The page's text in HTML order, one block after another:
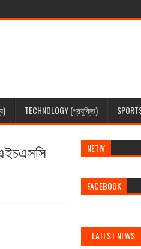
TECHNOLOGY (প্রযুক্তি)
NETIV
FACEBOOK
LATEST NEWS